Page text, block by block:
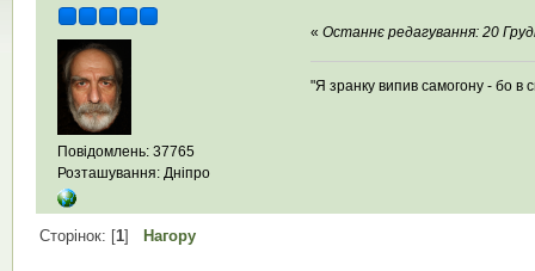
Повідомлень: 37765
Розташування: Дніпро
«Останнє редагування: 20
"Я зранку випив самогону - бо в
Сторінок: [1] Нагору